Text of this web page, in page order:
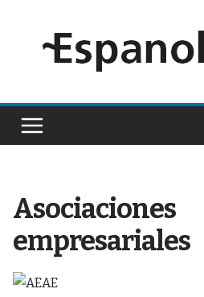
contenido
Asociaciones
empresariales